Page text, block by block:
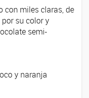
con miles claras, de
su color y
semi-
y naranja